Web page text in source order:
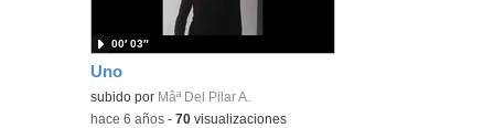
Uno
subido por Mâª Del Pilar A.
00′ 03″
-hace 6 años -70 visualizaciones